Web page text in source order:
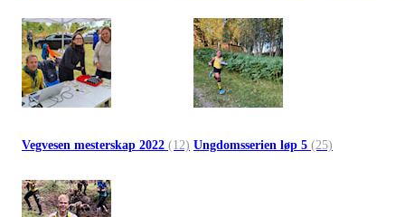
Vegvesen mesterskap 2022 (12) Ungdomsserien løp 5 (25)